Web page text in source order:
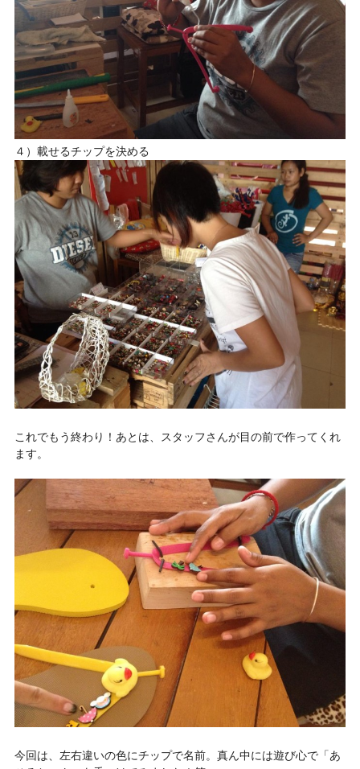
４）載せるチップを決める
これでもう終わり！あとは、スタッフさんが目の前で作ってくれ
ます。
今回は、左右違いの色にチップで名前。真ん中には遊び心で「あ